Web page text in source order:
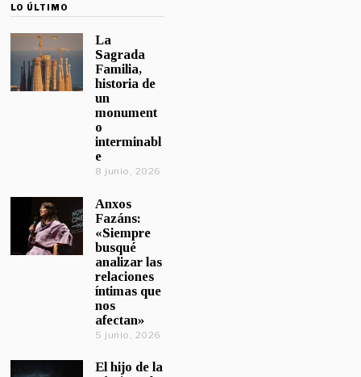
LO ÚLTIMO
La
Sagrada
Familia,
historia de
un
monument
o
interminabl
e
8 junio, 2026
Anxos
Fazáns:
«Siempre
busqué
analizar las
relaciones
íntimas que
nos
afectan»
5 junio, 2026
El hijo de la